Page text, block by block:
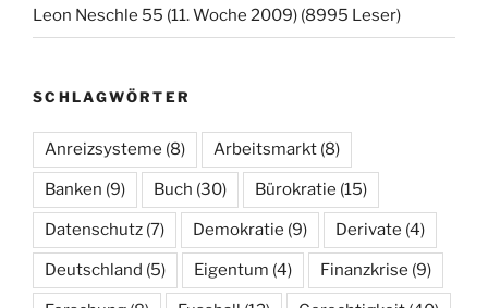
Leon Neschle 55 (11. Woche 2009) (8995 Leser)
SCHLAGWÖRTER
Anreizsysteme (8) Arbeitsmarkt (8)
Banken (9) Buch (30) Bürokratie (15)
Datenschutz (7) Demokratie (9) Derivate (4)
Deutschland (5) Eigentum (4) Finanzkrise (9)